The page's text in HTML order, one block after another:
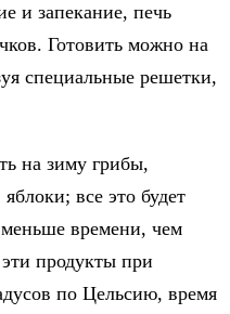
и запекание, печь
Готовить можно на
специальные решетки,
на зиму грибы,
все это будет
времени, чем
продукты при
по Цельсию, время